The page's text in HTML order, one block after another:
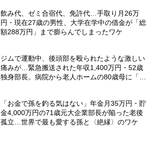
飲み代、ゼミ合宿代、免許代…手取り月26万
円・現在27歳の男性、大学在学中の借金が「総
額288万円」まで膨らんでしまったワケ
ジムで運動中、後頭部を殴られたような激しい
痛みが…緊急搬送された年収1,400万円・52歳
独身部長。病院から老人ホームの80歳母に「お
「お金で孫を釣る気はない」年金月35万円・貯
金4,000万円の71歳元大企業部長が陥った老後
孤立…世界で最も愛する孫と〈絶縁〉のワケ